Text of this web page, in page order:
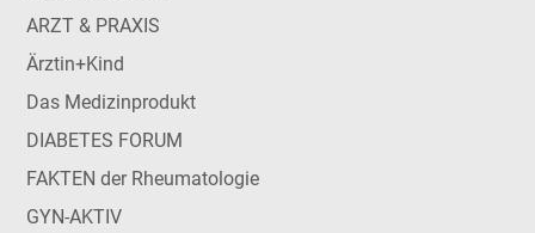
ARZT & PRAXIS
Ärztin+Kind
Das Medizinprodukt
DIABETES FORUM
FAKTEN der Rheumatologie
GYN-AKTIV